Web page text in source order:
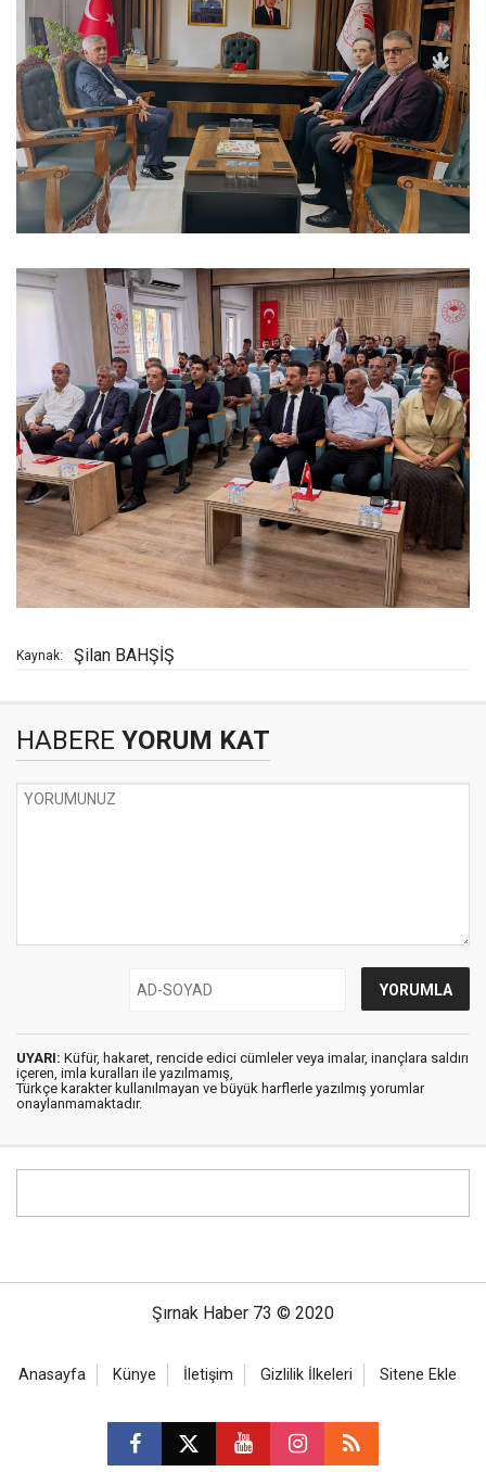
Kaynak: Şilan BAHŞİŞ
HABERE YORUM KAT
UYARI: Küfür, hakaret, rencide edici cümleler veya imalar, inançlara saldırı
içeren, imla kuralları ile yazılmamış,
Türkçe karakter kullanılmayan ve büyük harflerle yazılmış yorumlar
onaylanmamaktadır.
Şırnak Haber 73 © 2020
Anasayfa Künye İletişim Gizlilik İlkeleri Sitene Ekle